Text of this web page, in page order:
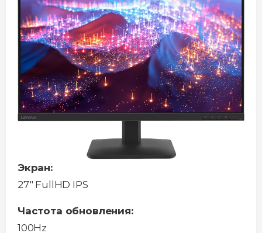
Экран:
27" FullHD IPS
Частота обновления:
100Hz